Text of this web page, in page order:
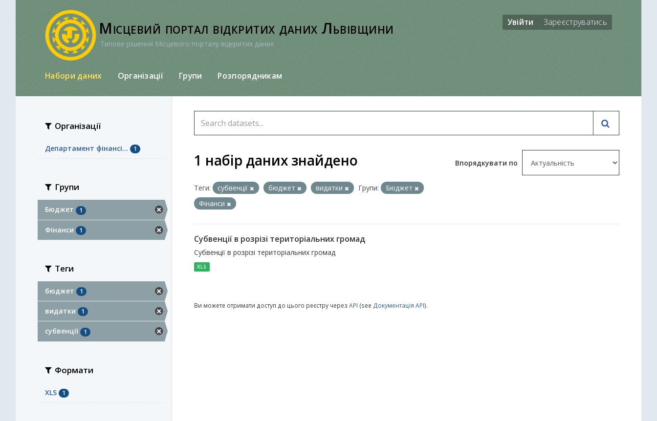
Місцевий портал відкритих даних Львівщини
Типове рішення Місцевого порталу відкритих даних
Увійти Зареєструватись
Набори даних Організації Групи Розпорядникам
Організації
Департамент фінансі... 1
Групи
Бюджет 1
Фінанси 1
Теги
бюджет 1
видатки 1
субвенції 1
Формати
XLS 1
Впорядкувати по
1 набір даних знайдено
Теги: субвенції бюджет видатки Групи:
Бюджет
Фінанси
Субвенції в розрізі територіальних громад
Субвенції в розрізі територіальних громад
XLS
Ви можете отримати доступ до цього реєстру через API (see Документація API).